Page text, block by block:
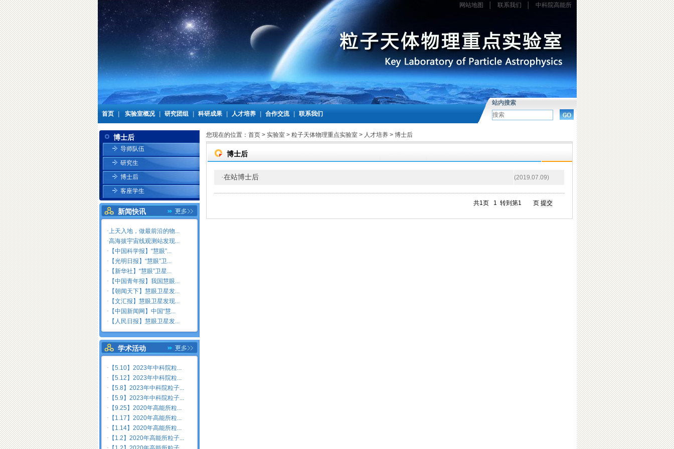
网站地图 联系我们 中科院高能所
首页 实验室概况 研究团组 科研成果 人才培养 合作交流 联系我们
站内搜索
博士后
导师队伍
研究生
博士后
客座学生
新闻快讯
·上天入地，做最前沿的物...
·高海拔宇宙线观测站发现...
· 【中国科学报】“慧眼”...
· 【光明日报】“慧眼”卫...
· 【新华社】“慧眼”卫星...
· 【中国青年报】我国慧眼...
· 【朝闻天下】慧眼卫星发...
· 【文汇报】慧眼卫星发现...
· 【中国新闻网】中国“慧...
· 【人民日报】慧眼卫星发...
学术活动
· 【5.10】2023年中科院粒...
· 【5.12】2023年中科院粒...
· 【5.8】2023年中科院粒子...
· 【5.9】2023年中科院粒子...
· 【9.25】2020年高能所粒...
· 【1.17】2020年高能所粒...
· 【1.14】2020年高能所粒...
· 【1.2】2020年高能所粒子...
您现在的位置： 首页> 实验室> 粒子天体物理重点实验室> 人才培养> 博士后
博士后
·在站博士后 (2019.07.09)
共1页 1 转到第 页